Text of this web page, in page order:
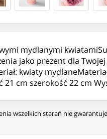
mydlanymi
jako prezent dla
kwiaty
21 cm szerokość 22 cm
wszelkich starań nie